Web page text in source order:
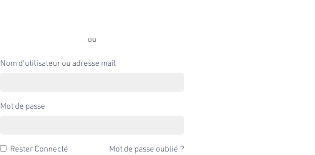
ou
Nom d'utilisateur ou adresse mail
Mot de passe
Rester Connecté Mot de passe oublié ?